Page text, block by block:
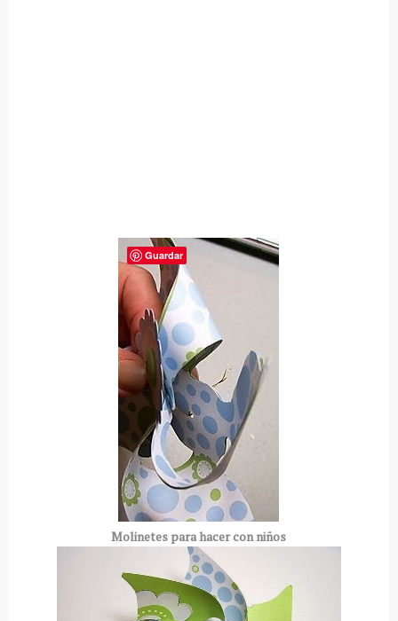
Molinetes para hacer con niños
Guardar